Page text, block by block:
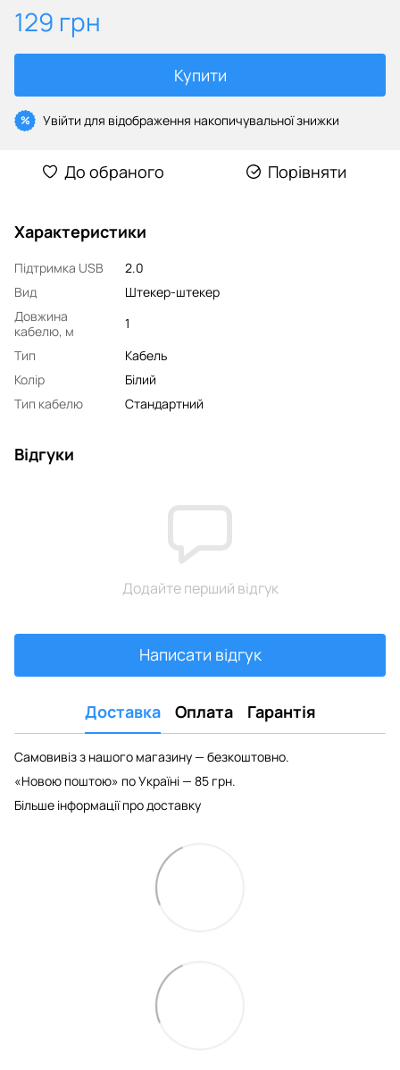
129 грн
Купити
% Увійти для відображення накопичувальної знижки
До обраного Порівняти
Характеристики
Підтримка USB
2.0
Вид
Штекер-штекер
Довжина
кабелю, м
1
Тип
Кабель
Колір
Білий
Тип кабелю
Стандартний
Відгуки
Додайте перший відгук
Написати відгук
Доставка Оплата Гарантія
Самовивіз з нашого магазину — безкоштовно.
«Новою поштою» по Україні — 85 грн.
Більше інформації про доставку